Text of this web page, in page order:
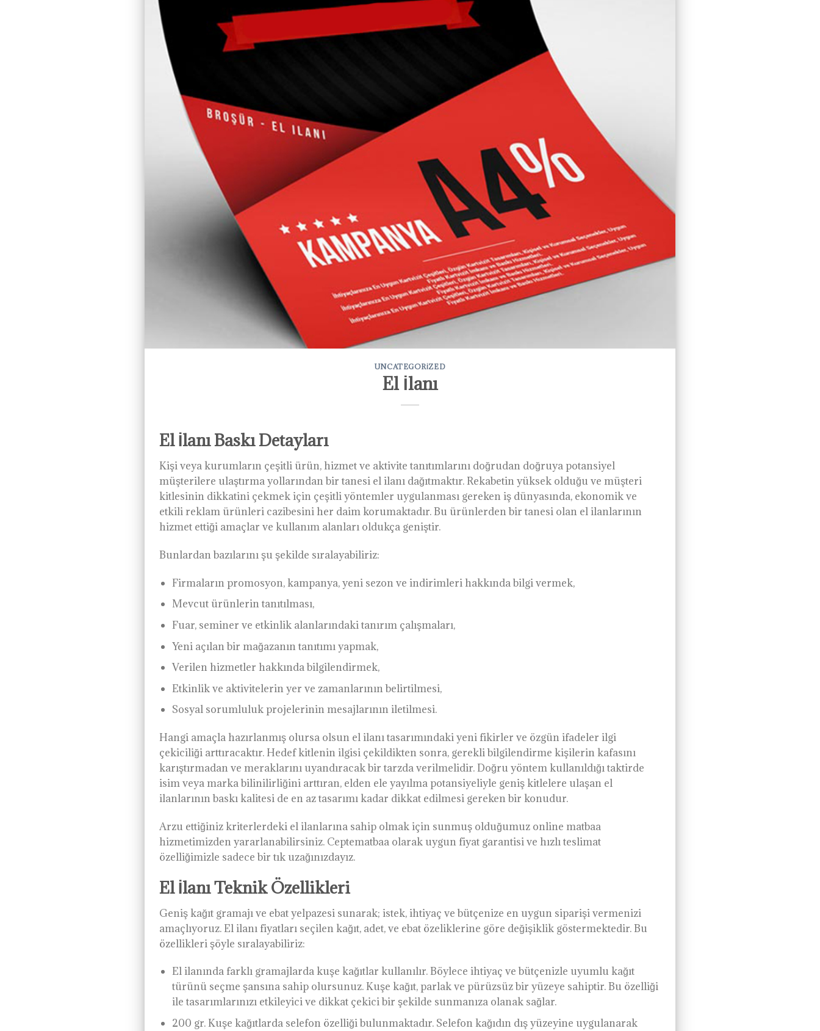
UNCATEGORIZED
El İlanı
El İlanı Baskı Detayları
Kişi veya kurumların çeşitli ürün, hizmet ve aktivite tanıtımlarını doğrudan doğruya potansiyel
müşterilere ulaştırma yollarından bir tanesi el ilanı dağıtmaktır. Rekabetin yüksek olduğu ve müşteri
kitlesinin dikkatini çekmek için çeşitli yöntemler uygulanması gereken iş dünyasında, ekonomik ve
etkili reklam ürünleri cazibesini her daim korumaktadır. Bu ürünlerden bir tanesi olan el ilanlarının
hizmet ettiği amaçlar ve kullanım alanları oldukça geniştir.
Bunlardan bazılarını şu şekilde sıralayabiliriz:
Firmaların promosyon, kampanya, yeni sezon ve indirimleri hakkında bilgi vermek,
Mevcut ürünlerin tanıtılması,
Fuar, seminer ve etkinlik alanlarındaki tanırım çalışmaları,
Yeni açılan bir mağazanın tanıtımı yapmak,
Verilen hizmetler hakkında bilgilendirmek,
Etkinlik ve aktivitelerin yer ve zamanlarının belirtilmesi,
Sosyal sorumluluk projelerinin mesajlarının iletilmesi.
Hangi amaçla hazırlanmış olursa olsun el ilanı tasarımındaki yeni fikirler ve özgün ifadeler ilgi
çekiciliği arttıracaktır. Hedef kitlenin ilgisi çekildikten sonra, gerekli bilgilendirme kişilerin kafasını
karıştırmadan ve meraklarını uyandıracak bir tarzda verilmelidir. Doğru yöntem kullanıldığı taktirde
isim veya marka bilinilirliğini arttıran, elden ele yayılma potansiyeliyle geniş kitlelere ulaşan el
ilanlarının baskı kalitesi de en az tasarımı kadar dikkat edilmesi gereken bir konudur.
Arzu ettiğiniz kriterlerdeki el ilanlarına sahip olmak için sunmuş olduğumuz online matbaa
hizmetimizden yararlanabilirsiniz. Ceptematbaa olarak uygun fiyat garantisi ve hızlı teslimat
özelliğimizle sadece bir tık uzağınızdayız.
El İlanı Teknik Özellikleri
Geniş kağıt gramajı ve ebat yelpazesi sunarak; istek, ihtiyaç ve bütçenize en uygun siparişi vermenizi
amaçlıyoruz. El ilanı fiyatları seçilen kağıt, adet, ve ebat özeliklerine göre değişiklik göstermektedir. Bu
özellikleri şöyle sıralayabiliriz:
El ilanında farklı gramajlarda kuşe kağıtlar kullanılır. Böylece ihtiyaç ve bütçenizle uyumlu kağıt
türünü seçme şansına sahip olursunuz. Kuşe kağıt, parlak ve pürüzsüz bir yüzeye sahiptir. Bu özelliği
ile tasarımlarınızı etkileyici ve dikkat çekici bir şekilde sunmanıza olanak sağlar.
200 gr. Kuşe kağıtlarda selefon özelliği bulunmaktadır. Selefon kağıdın dış yüzeyine uygulanarak